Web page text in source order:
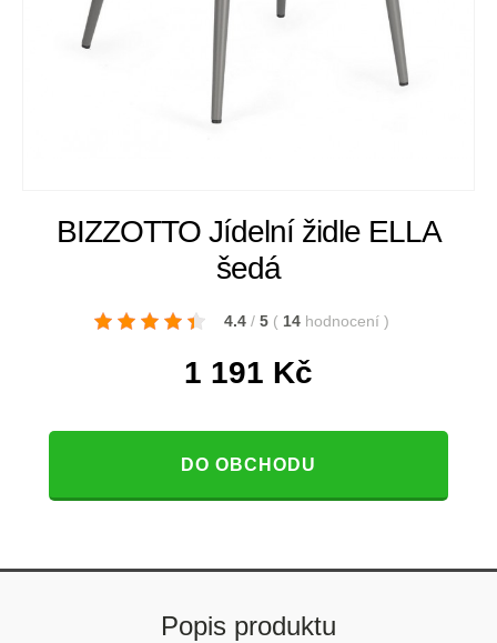
BIZZOTTO Jídelní židle ELLA
šedá
4.4 / 5 ( 14 hodnocení )
1 191 Kč
DO OBCHODU
Popis produktu